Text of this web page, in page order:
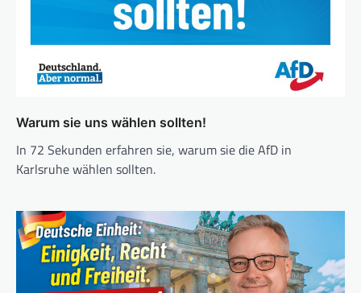
Warum sie uns wählen sollten!
In 72 Sekunden erfahren sie, warum sie die AfD in
Karlsruhe wählen sollten.